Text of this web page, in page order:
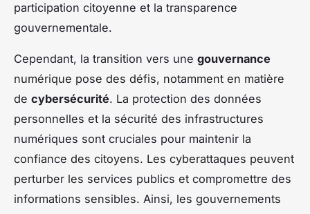
participation citoyenne et la transparence
gouvernementale.
Cependant, la transition vers une gouvernance
numérique pose des défis, notamment en matière
de cybersécurité. La protection des données
personnelles et la sécurité des infrastructures
numériques sont cruciales pour maintenir la
confiance des citoyens. Les cyberattaques peuvent
perturber les services publics et compromettre des
informations sensibles. Ainsi, les gouvernements